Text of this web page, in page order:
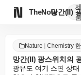
TheNote
제
Nature | Chemistry
망간(II) 광스위치의
광유도 여기 스핀 상